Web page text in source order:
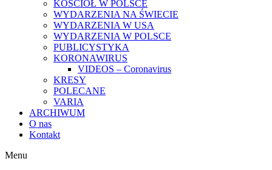
KOŚCIÓŁ W POLSCE
WYDARZENIA NA ŚWIECIE
WYDARZENIA W USA
WYDARZENIA W POLSCE
PUBLICYSTYKA
KORONAWIRUS
VIDEOS – Coronavirus
KRESY
POLECANE
VARIA
ARCHIWUM
O nas
Kontakt
Menu